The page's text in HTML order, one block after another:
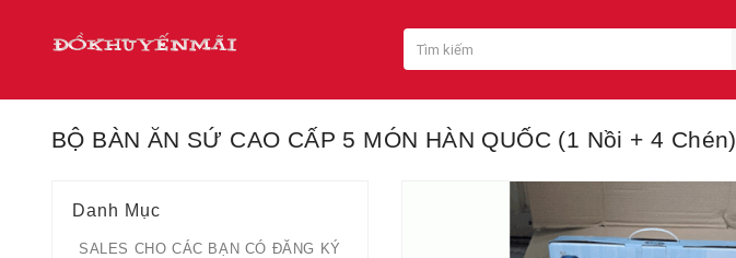
BỘ BÀN ĂN SỨ CAO CẤP 5 MÓN HÀN QUỐC (1 Nồi + 4 Chén)
Danh Mục
SALES CHO CÁC BẠN CÓ ĐĂNG KÝ